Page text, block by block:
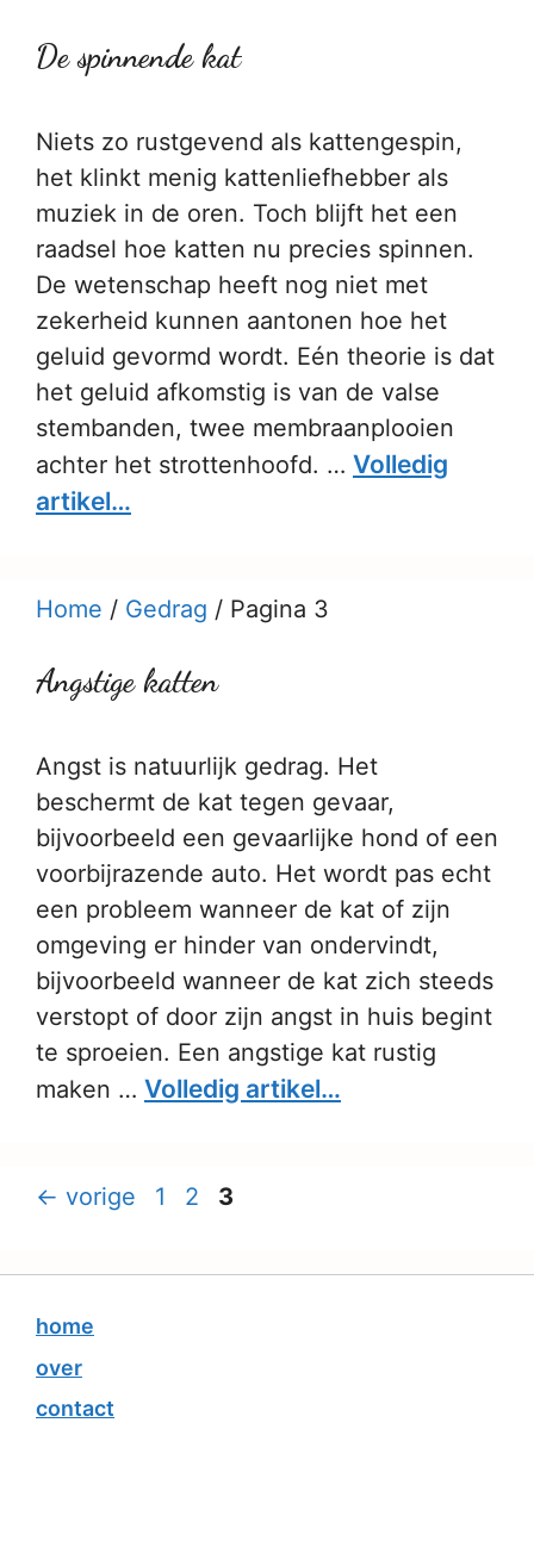
De spinnende kat
Niets zo rustgevend als kattengespin,
het klinkt menig kattenliefhebber als
muziek in de oren. Toch blijft het een
raadsel hoe katten nu precies spinnen.
De wetenschap heeft nog niet met
zekerheid kunnen aantonen hoe het
geluid gevormd wordt. Eén theorie is dat
het geluid afkomstig is van de valse
stembanden, twee membraanplooien
achter het strottenhoofd. … Volledig
artikel…
Home / Gedrag / Pagina 3
Angstige katten
Angst is natuurlijk gedrag. Het
beschermt de kat tegen gevaar,
bijvoorbeeld een gevaarlijke hond of een
voorbijrazende auto. Het wordt pas echt
een probleem wanneer de kat of zijn
omgeving er hinder van ondervindt,
bijvoorbeeld wanneer de kat zich steeds
verstopt of door zijn angst in huis begint
te sproeien. Een angstige kat rustig
maken … Volledig artikel…
← vorige Pagina
1 Pagina
2 Pagina
3
home
over
contact